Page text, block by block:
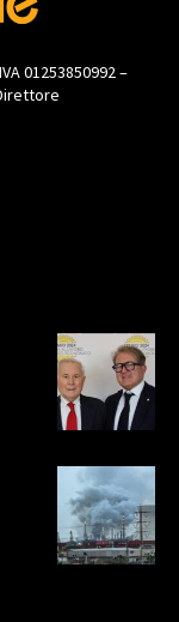
01253850992 –